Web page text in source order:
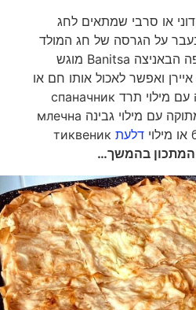
או סרבי שמתאים לחג
על הגרסה של חג המולד
מאפה הבאניצה Banitsa מוגש
ואפשר לאכול אותו חם או
תוכלו למצוא באניצה עם מילוי תרד спаначник
spanachnik או הגרסה המתוקה עם מילוי גבינה млечна
דלעת тиквеник
בהמשך…